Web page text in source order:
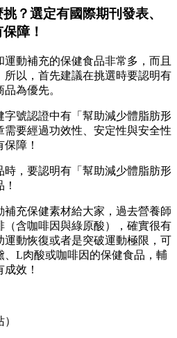
？選定有國際期刊發表、
障！
動補充的保健食品非常多，而且
以，首先建議在挑選時要認明有
為優先。
號認證中有「幫助減少體脂肪形
需要經過功效性、安定性與安全性
障！
時，要認明有「幫助減少體脂肪形
充保健素材給大家，過去營養師
含咖啡因與綠原酸），確實很有
動恢復或者是突破運動極限，可
、L肉酸或咖啡因的保健食品，輔
效！